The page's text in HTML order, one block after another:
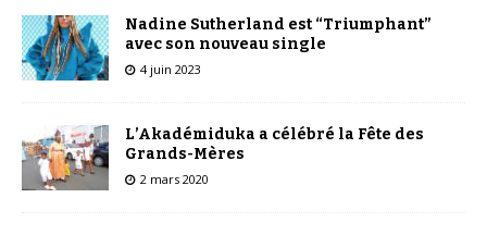
Nadine Sutherland est “Triumphant”
avec son nouveau single
4 juin 2023
L’Akadémiduka a célébré la Fête des
Grands-Mères
2 mars 2020